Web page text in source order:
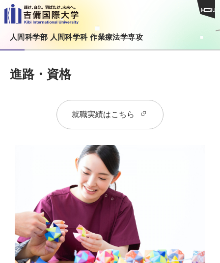
MENU
人間科学部 人間科学科 作業療法学専攻
進路・資格
就職実績はこちら